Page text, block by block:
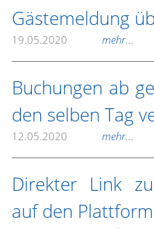
Gästemeldung
19.05.2020 mehr...
Buchungen ab
den selben Tag
12.05.2020 mehr...
Direkter Link
auf den